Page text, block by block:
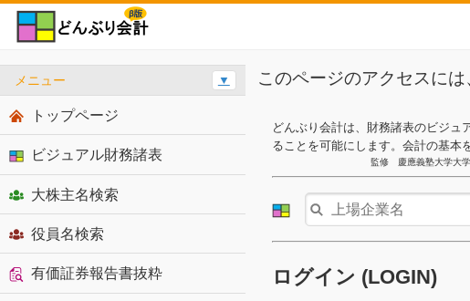
このページのアクセスに
どんぶり会計は、財務諸表のビジュ
ることを可能にします。会計の基本
監修 慶應義塾大学大
ログイン (LOGIN)
メニュー ▼
トップページ
ビジュアル財務諸表
大株主名検索
役員名検索
有価証券報告書抜粋